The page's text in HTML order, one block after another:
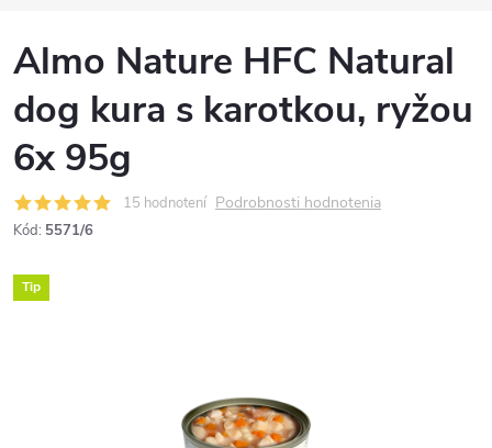
Almo Nature HFC Natural
dog kura s karotkou, ryžou
6x 95g
15 hodnotení Podrobnosti hodnotenia
Kód: 5571/6
Tip